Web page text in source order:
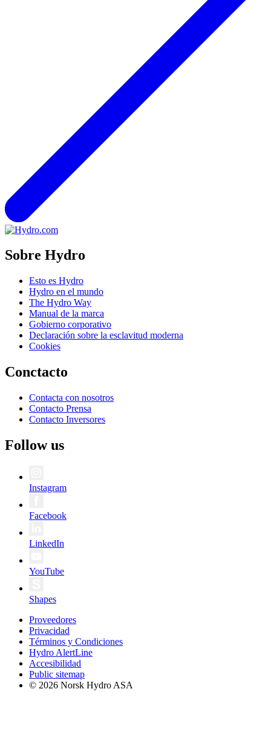
Sobre Hydro
Esto es Hydro
Hydro en el mundo
The Hydro Way
Manual de la marca
Gobierno corporativo
Declaración sobre la esclavitud moderna
Cookies
Conctacto
Contacta con nosotros
Contacto Prensa
Contacto Inversores
Follow us
Instagram
Facebook
LinkedIn
YouTube
Shapes
Proveedores
Privacidad
Términos y Condiciones
Hydro AlertLine
Accesibilidad
Public sitemap
© 2026 Norsk Hydro ASA